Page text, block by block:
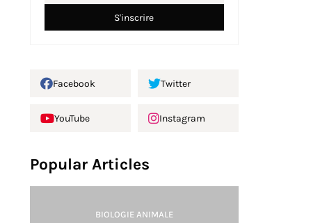
Facebook Twitter
YouTube Instagram
Popular Articles
BIOLOGIE ANIMALE